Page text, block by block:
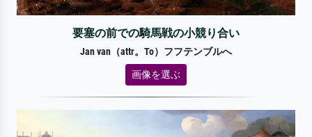
要塞の前での騎馬戦の小競り合い
Jan van（attr。To）フフテンブルへ
画像を選ぶ